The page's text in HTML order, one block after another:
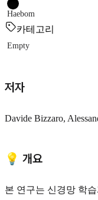
Haebom
카테고리
Empty
저자
Davide Bizzaro,
💡 개요
본 연구는 신경망 학